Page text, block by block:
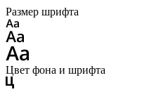
Размер шрифта
Цвет фона и шрифта